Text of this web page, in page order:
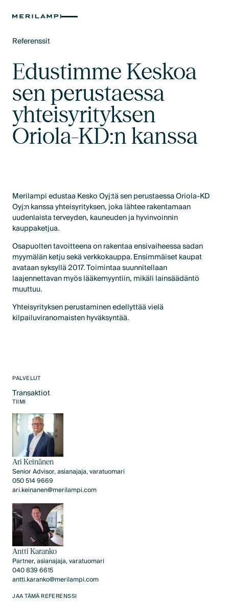
Referenssit
Edustimme Keskoa
sen perustaessa
yhteisyrityksen
Oriola-KD:n kanssa
PALVELUT
Transaktiot
Text Link
TIIMI
Ari Keinänen
Senior Advisor, asianajaja, varatuomari
050 514 9669
ari.keinanen@merilampi.com
Antti Karanko
Partner, asianajaja, varatuomari
040 839 6615
antti.karanko@merilampi.com
JAA TÄMÄ REFERENSSI
Merilampi edustaa Kesko Oyj:tä sen perustaessa Oriola-KD
Oyj:n kanssa yhteisyrityksen, joka lähtee rakentamaan
uudenlaista terveyden, kauneuden ja hyvinvoinnin
kauppaketjua.
Osapuolten tavoitteena on rakentaa ensivaiheessa sadan
myymälän ketju sekä verkkokauppa. Ensimmäiset kaupat
avataan syksyllä 2017. Toimintaa suunnitellaan
laajennettavan myös lääkemyyntiin, mikäli lainsäädäntö
muuttuu.
Yhteisyrityksen perustaminen edellyttää vielä
kilpailuviranomaisten hyväksyntää.